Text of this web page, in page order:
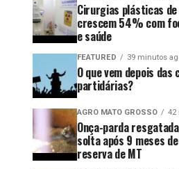
Cirurgias plásticas de
crescem 54% com
e saúde
FEATURED 39 minutos
O que vem depois das
partidárias?
AGRO MATO GROSSO 42
Onça-parda
solta após 9 meses
reserva de MT